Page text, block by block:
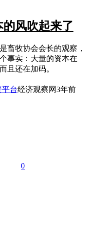
风吹起来了
畜牧协会会长的观察，
事实：大量的资本在
且还在加码。
经济观察网3年前
0